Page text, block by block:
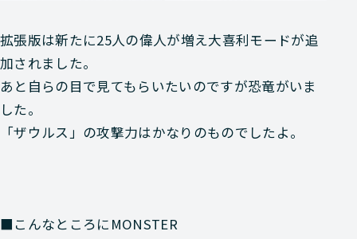
拡張版は新たに25人の偉人が増え大喜利モードが追
加されました。
あと自らの目で見てもらいたいのですが恐竜がいま
した。
「ザウルス」の攻撃力はかなりのものでしたよ。
■こんなところにMONSTER